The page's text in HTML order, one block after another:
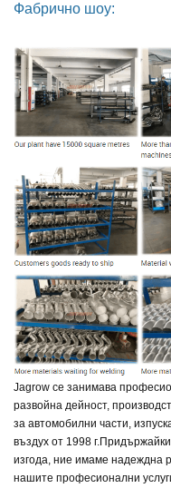
Фабрично шоу:
Jagrow се занимава
развойна дейност,
за автомобилни части,
въздух от 1998 г.
изгода, ние имаме надеждна
нашите професионални